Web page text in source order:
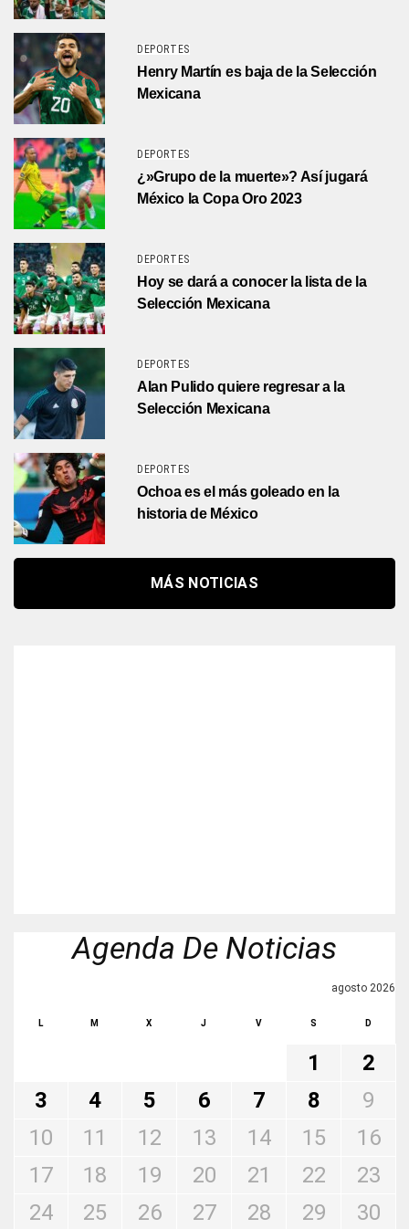
DEPORTES
Henry Martín es baja de la Selección
Mexicana
DEPORTES
¿»Grupo de la muerte»? Así jugará
México la Copa Oro 2023
DEPORTES
Hoy se dará a conocer la lista de la
Selección Mexicana
DEPORTES
Alan Pulido quiere regresar a la
Selección Mexicana
DEPORTES
Ochoa es el más goleado en la
historia de México
MÁS NOTICIAS
Agenda De Noticias
agosto 2026
L M X J V S D
1
2
3
4 5 6 7 8
9
10
11 12 13 14 15
16
17
18 19 20 21 22
23
24
25 26 27 28 29 30